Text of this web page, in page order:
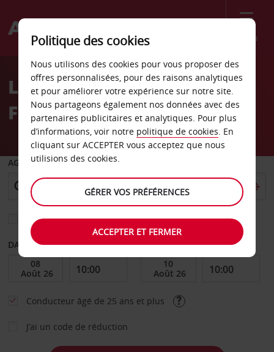
Menu
Welcome
AvisLocation de voiture
Formosa
AGENCE DE DÉPART
Sélectionnez une autre agence de retour
DATE DE DÉBUT DATE DE FIN
Conducteur âgé de 25 ans et plus
J’ai un code de réduction
Politique des cookies
Nous utilisons des cookies pour vous proposer des
offres personnalisées, pour des raisons analytiques
et pour améliorer votre expérience sur notre site.
Nous partageons également nos données avec des
partenaires publicitaires et analytiques. Pour plus
d’informations, voir notre politique de cookies. En
cliquant sur ACCEPTER vous acceptez que nous
utilisions des cookies.
GÉRER VOS PRÉFÉRENCES
ACCEPTER ET FERMER